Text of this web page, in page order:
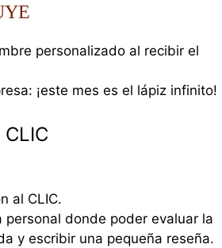
personalizado al recibir el
¡este mes es el lápiz infinito!
CLIC
al CLIC.
personal donde poder evaluar la
y escribir una pequeña reseña.